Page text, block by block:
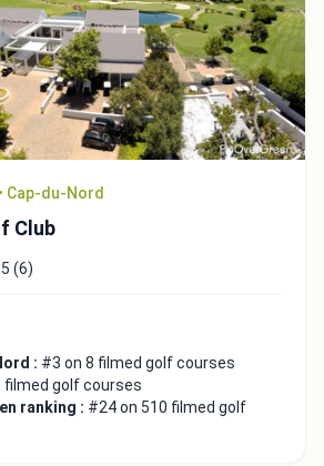
Cap-du-Nord
Club
(6)
: #3 on 8 filmed golf courses
filmed golf courses
ranking : #24 on 510 filmed golf